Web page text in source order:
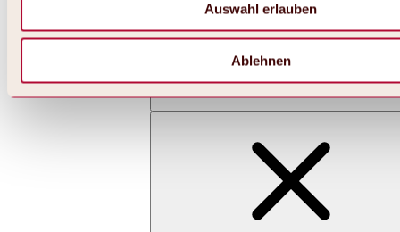
Auswahl erlauben
Ablehnen